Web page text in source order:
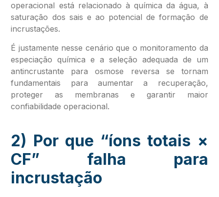
operacional está relacionado à química da água, à
saturação dos sais e ao potencial de formação de
incrustações.
É justamente nesse cenário que o monitoramento da
especiação química e a seleção adequada de um
antincrustante para osmose reversa se tornam
fundamentais para aumentar a recuperação,
proteger as membranas e garantir maior
confiabilidade operacional.
2) Por que “íons totais ×
CF” falha para
incrustação